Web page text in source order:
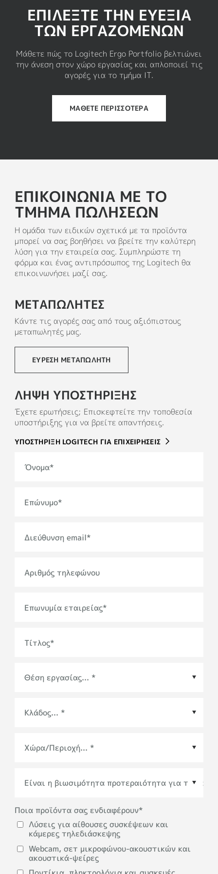
ΕΠΙΛΕΞΤΕ ΤΗΝ ΕΥΕΞΙΑ
ΤΩΝ ΕΡΓΑΖΟΜΕΝΩΝ
Μάθετε πώς το Logitech Ergo Portfolio βελτιώνει
την άνεση στον χώρο εργασίας και απλοποιεί τις
αγορές για το τμήμα ΙΤ.
ΜΑΘΕΤΕ ΠΕΡΙΣΣΟΤΕΡΑ
ΕΠΙΚΟΙΝΩΝΊΑ ΜΕ ΤΟ
ΤΜΉΜΑ ΠΩΛΉΣΕΩΝ
Η ομάδα των ειδικών σχετικά με τα προϊόντα
μπορεί να σας βοηθήσει να βρείτε την καλύτερη
λύση για την εταιρεία σας. Συμπληρώστε τη
φόρμα και ένας αντιπρόσωπος της Logitech θα
επικοινωνήσει μαζί σας.
ΜΕΤΑΠΩΛΗΤΕΣ
Κάντε τις αγορές σας από τους αξιόπιστους
μεταπωλητές μας.
ΕΎΡΕΣΗ ΜΕΤΑΠΩΛΗΤΉ
ΛΗΨΗ ΥΠΟΣΤΗΡΙΞΗΣ
Έχετε ερωτήσεις; Επισκεφτείτε την τοποθεσία
υποστήριξης για να βρείτε απαντήσεις.
ΥΠΟΣΤΗΡΙΞΗ LOGITECH ΓΙΑ ΕΠΙΧΕΙΡΗΣΕΙΣ
Όνομα*
Επώνυμο*
Διεύθυνση email*
Αριθμός τηλεφώνου
Επωνυμία εταιρείας*
Τίτλος*
Χώρα/Περιοχή *
Ποια προϊόντα σας ενδιαφέρουν*
Λύσεις για αίθουσες συσκέψεων και
κάμερες τηλεδιάσκεψης
Webcam, σετ μικροφώνου-ακουστικών και
ακουστικά-ψείρες